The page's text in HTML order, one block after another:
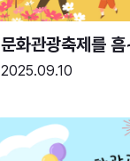
문화관광축제를
2025.09.10